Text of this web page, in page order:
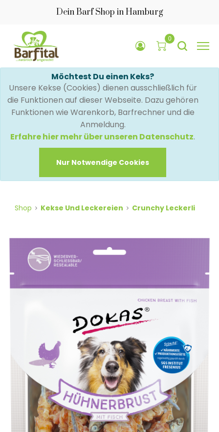
Dein Barf Shop in Hamburg
0
Möchtest Du einen Keks?
Unsere Kekse (Cookies) dienen ausschließlich für
die Funktionen auf dieser Webseite. Dazu gehören
Funktionen wie Warenkorb, Barfrechner und die
Anmeldung.
Erfahre hier mehr über unseren Datenschutz.
Nur Notwendige Cookies
Shop Kekse Und Leckereien Crunchy Leckerli